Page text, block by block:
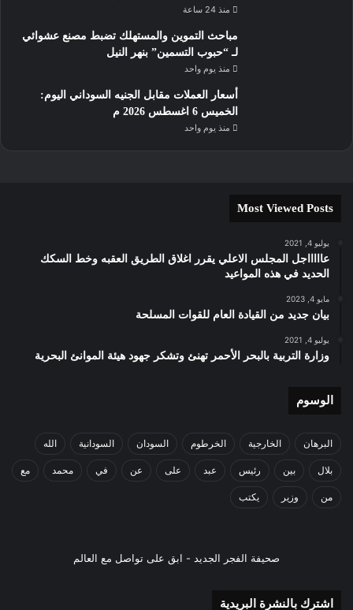
منذ 24 ساعة
مباحث التموين والمستهلك تضبط مصنع عشوائي
لـ “حبوب التسمين” بنهر النيل
منذ يوم واحد
أسعار العملات مقابل الجنيه السوداني اليوم:
الخميس 6 اغسطس 2026 م
منذ يوم واحد
Most Viewed Posts
يوليو 4, 2021
عاااااجل المجلس الاعلي يقرر اغلاق الطريق العقبه وخط السكك
الحديد في هذه المواعيد
مايو 4, 2023
بيان جديد من القيادة العام للقوات المسلحة
يوليو 4, 2021
وزارة التربية بالبحر الأحمر تهنئ وتشكر جهود هيئة الموانئ البحرية
الوسوم
البرهان الخارجية الخرطوم السودان السودانية الله
بلال بين رئيس عبد على عن في محمد مع
من وزير يكتب
صحيفة الفجر الجديد - ابق على تواصل مع العالم
اشترك بالنشرة البريدية